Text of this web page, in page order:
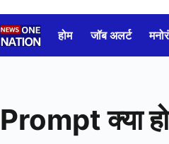
to
content
होम जॉब अलर्ट
Prompt क्या